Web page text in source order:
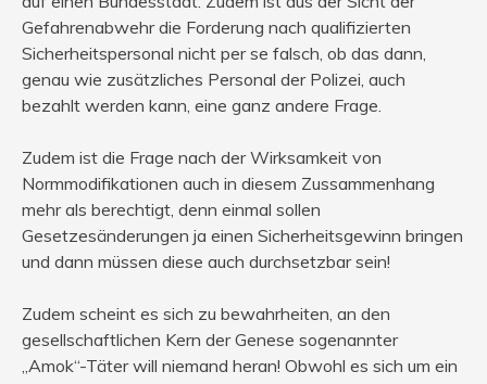
Gefahrenabwehr die Forderung nach qualifizierten
Sicherheitspersonal nicht per se falsch, ob das dann,
genau wie zusätzliches Personal der Polizei, auch
bezahlt werden kann, eine ganz andere Frage.
Zudem ist die Frage nach der Wirksamkeit von
Normmodifikationen auch in diesem Zussammenhang
mehr als berechtigt, denn einmal sollen
Gesetzesänderungen ja einen Sicherheitsgewinn bringen
und dann müssen diese auch durchsetzbar sein!
Zudem scheint es sich zu bewahrheiten, an den
gesellschaftlichen Kern der Genese sogenannter
„Amok“-Täter will niemand heran! Obwohl es sich um ein